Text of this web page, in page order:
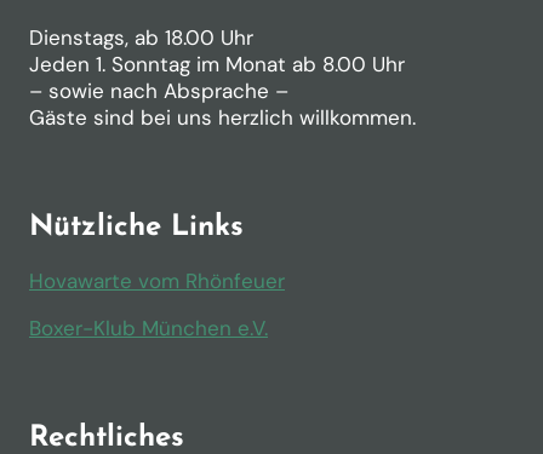
Dienstags, ab 18.00 Uhr
Jeden 1. Sonntag im Monat ab 8.00 Uhr
– sowie nach Absprache –
Gäste sind bei uns herzlich willkommen.
Nützliche Links
Hovawarte vom Rhönfeuer
Boxer-Klub München e.V.
Rechtliches